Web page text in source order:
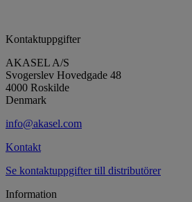
Kontaktuppgifter
AKASEL A/S
Svogerslev Hovedgade 48
4000 Roskilde
Denmark
info@akasel.com
Kontakt
Se kontaktuppgifter till distributörer
Information